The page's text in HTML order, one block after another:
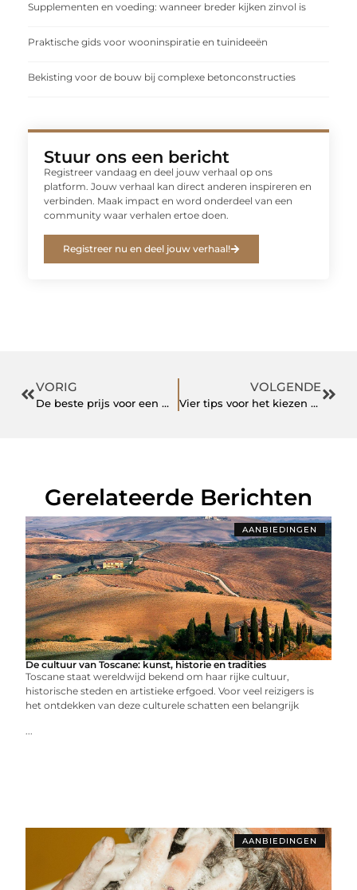
Supplementen en voeding: wanneer breder kijken zinvol is
Praktische gids voor wooninspiratie en tuinideeën
Bekisting voor de bouw bij complexe betonconstructies
Stuur ons een bericht
Registreer vandaag en deel jouw verhaal op ons
platform. Jouw verhaal kan direct anderen inspireren en
verbinden. Maak impact en word onderdeel van een
community waar verhalen ertoe doen.
Registreer nu en deel jouw verhaal!
VORIG
De beste prijs voor een mobiele airco slaapkamer
VOLGENDE
Vier tips voor het kiezen van een goed geteste skateboard voor kinderen
Gerelateerde Berichten
AANBIEDINGEN
De cultuur van Toscane: kunst, historie en tradities
Toscane staat wereldwijd bekend om haar rijke cultuur,
historische steden en artistieke erfgoed. Voor veel reizigers is
het ontdekken van deze culturele schatten een belangrijk
...
AANBIEDINGEN